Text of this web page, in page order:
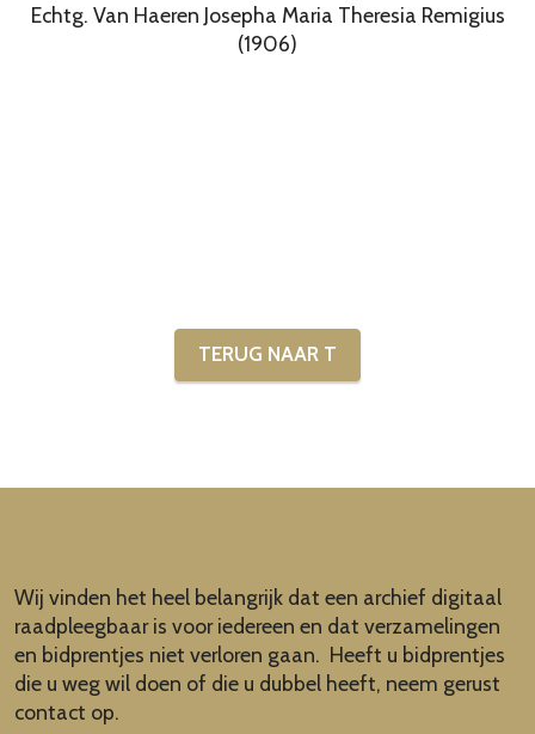
Echtg. Van Haeren Josepha Maria Theresia Remigius
(1906)
TERUG NAAR T
Wij vinden het heel belangrijk dat een archief digitaal
raadpleegbaar is voor iedereen en dat verzamelingen
en bidprentjes niet verloren gaan. Heeft u bidprentjes
die u weg wil doen of die u dubbel heeft, neem gerust
contact op.